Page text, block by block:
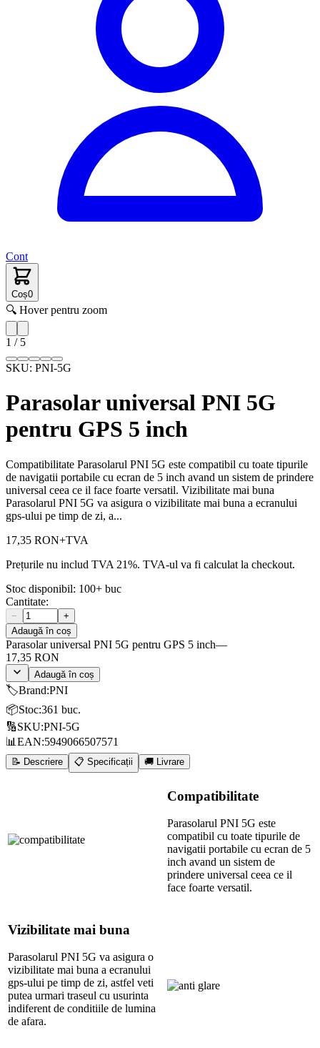
Cont
Coș0
🔍 Hover pentru zoom
1 / 5
SKU: PNI-5G
Parasolar universal PNI 5G
pentru GPS 5 inch
Compatibilitate Parasolarul PNI 5G este compatibil cu toate tipurile
de navigatii portabile cu ecran de 5 inch avand un sistem de prindere
universal ceea ce il face foarte versatil. Vizibilitate mai buna
Parasolarul PNI 5G va asigura o vizibilitate mai buna a ecranului
gps-ului pe timp de zi, a...
17,35 RON+TVA
Prețurile nu includ TVA 21%. TVA-ul va fi calculat la checkout.
Stoc disponibil: 100+ buc
Cantitate:
−
+
Adaugă în coș
Parasolar universal PNI 5G pentru GPS 5 inch—
17,35 RON
Adaugă în coș
🏷️Brand:PNI
📦Stoc:361 buc.
🔢SKU:PNI-5G
📊 EAN:5949066507571
📝 Descriere 📋 Specificații 🚚 Livrare
Compatibilitate
Parasolarul PNI 5G este
compatibil cu toate tipurile de
navigatii portabile cu ecran de 5
inch avand un sistem de
prindere universal ceea ce il
face foarte versatil.
Vizibilitate mai buna
Parasolarul PNI 5G va asigura o
vizibilitate mai buna a ecranului
gps-ului pe timp de zi, astfel veti
putea urmari traseul cu usurinta
indiferent de conditiile de lumina
de afara.